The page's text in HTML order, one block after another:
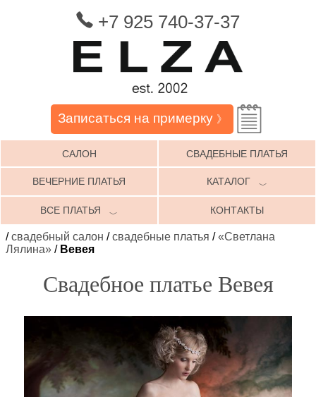
+7 925 740-37-37
Записаться на примерку 》
САЛОН СВАДЕБНЫЕ ПЛАТЬЯ
ВЕЧЕРНИЕ ПЛАТЬЯ КАТАЛОГ ﹀
ВСЕ ПЛАТЬЯ ﹀ КОНТАКТЫ
/свадебный салон /свадебные платья /«Светлана
Лялина» / Вевея
Свадебное платье Вевея